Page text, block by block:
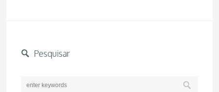
Pesquisar